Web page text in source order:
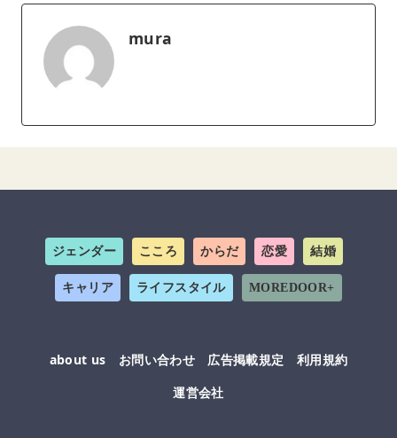
mura
ジェンダー こころ からだ 恋愛 結婚
キャリア ライフスタイル MOREDOOR+
about us お問い合わせ 広告掲載規定
利用規約
運営会社